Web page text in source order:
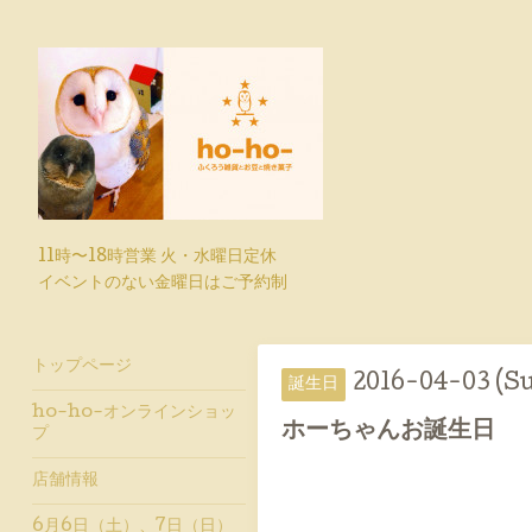
11時〜18時営業 火・水曜日定休
イベントのない金曜日はご予約制
誕生日 2016-04-03
ホーちゃんお誕生日
トップページ
ho-ho-オンラインショッ
プ
店舗情報
6月6日（土）、7日（日）